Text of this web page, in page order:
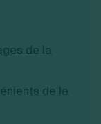
de la
de la